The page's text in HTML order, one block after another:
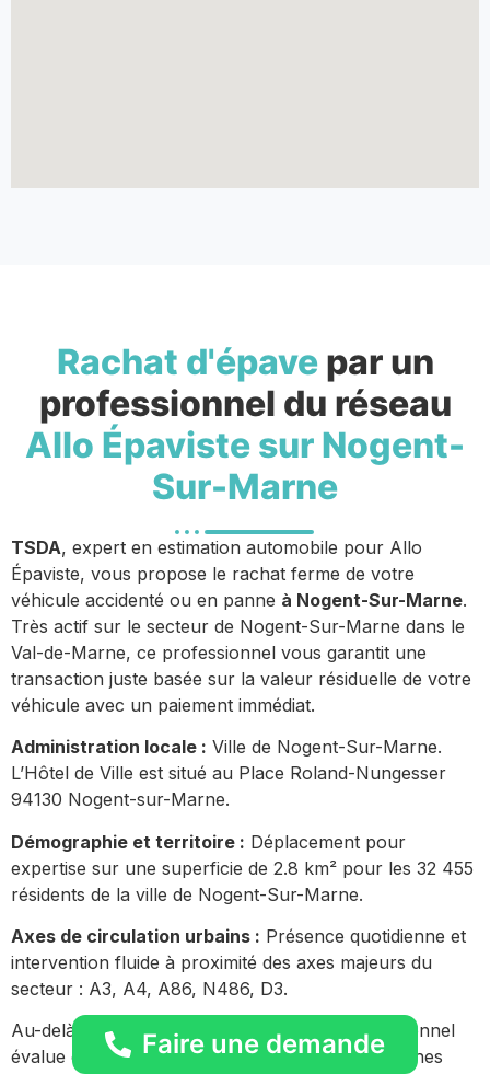
Rachat d'épavepar un
professionnel du réseau
Allo Épaviste sur Nogent-
Sur-Marne
TSDA, expert en estimation automobile pour Allo
Épaviste, vous propose le rachat ferme de votre
véhicule accidenté ou en panne à Nogent-Sur-Marne.
Très actif sur le secteur de Nogent-Sur-Marne dans le
Val-de-Marne, ce professionnel vous garantit une
transaction juste basée sur la valeur résiduelle de votre
véhicule avec un paiement immédiat.
Administration locale : Ville de Nogent-Sur-Marne.
L’Hôtel de Ville est situé au Place Roland-Nungesser
94130 Nogent-sur-Marne.
Démographie et territoire : Déplacement pour
expertise sur une superficie de 2.8 km² pour les 32 455
résidents de la ville de Nogent-Sur-Marne.
Axes de circulation urbains : Présence quotidienne et
intervention fluide à proximité des axes majeurs du
secteur : A3, A4, A86, N486, D3.
Au-delà du centre-ville, notre acheteur professionnel
évalue et rachète des véhicules dans les communes
Faire une demande